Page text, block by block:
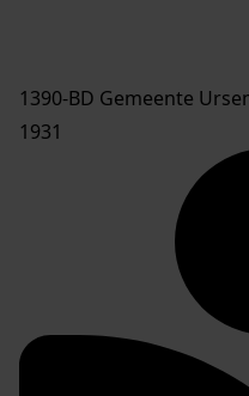
1390-BD Gemeente
1931